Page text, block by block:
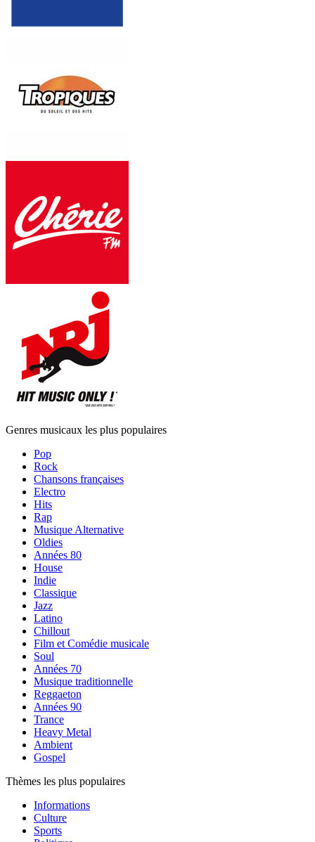
Genres musicaux les plus populaires
Pop
Rock
Chansons françaises
Electro
Hits
Rap
Musique Alternative
Oldies
Années 80
House
Indie
Classique
Jazz
Latino
Chillout
Film et Comédie musicale
Soul
Années 70
Musique traditionnelle
Reggaeton
Années 90
Trance
Heavy Metal
Ambient
Gospel
Thèmes les plus populaires
Informations
Culture
Sports